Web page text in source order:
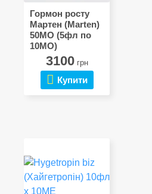
Гормон росту
Мартен (Marten)
50МО (5фл по
10МО)
3100грн
Купити